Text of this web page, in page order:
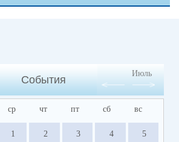
События
Июль
ср чт пт сб вс
1 2 3 4 5